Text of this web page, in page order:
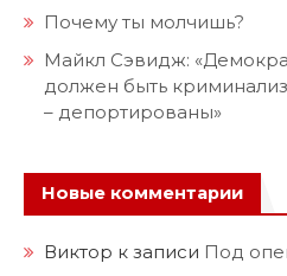
Почему ты молчишь?
Майкл Сэвидж:
должен быть
– депортированы»
Новые комментарии
Виктор к записи Под